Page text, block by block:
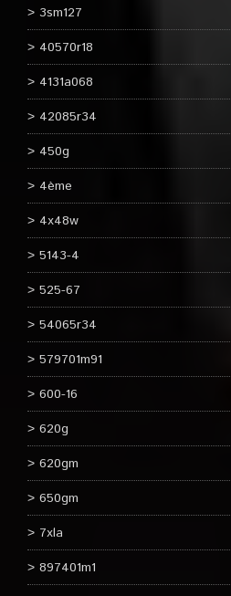
3sm127
40570r18
4131a068
42085r34
450g
4ème
4x48w
5143-4
525-67
54065r34
579701m91
600-16
620g
620gm
650gm
7xla
897401m1